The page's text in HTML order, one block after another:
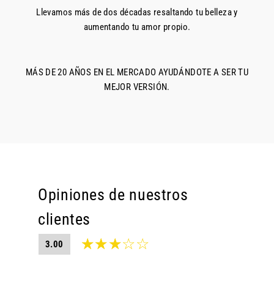
Llevamos más de dos décadas resaltando tu belleza y
aumentando tu amor propio.
MÁS DE 20 AÑOS EN EL MERCADO AYUDÁNDOTE A SER TU
MEJOR VERSIÓN.
Opiniones de nuestros
clientes
3.00